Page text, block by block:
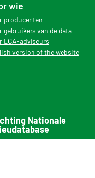
wie
producenten
gebruikers van de data
LCA-adviseurs
version of the website
Nationale